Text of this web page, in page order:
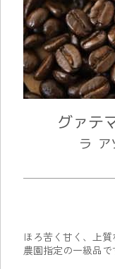
グァテ
ラ
ほろ苦く甘く、上質
農園指定の一級品で